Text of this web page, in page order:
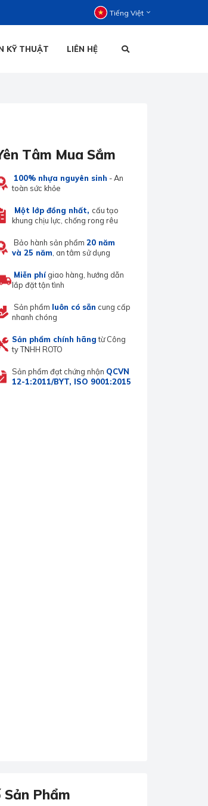
Tiếng Việt
KỸ THUẬT LIÊN HỆ
Tâm Mua Sắm
100% nhựa nguyên sinh - An
toàn sức khỏe
Một lớp đồng nhất, cấu tạo
khung chịu lực, chống rong rêu
Bảo hành sản phẩm 20 năm
và 25 năm , an tâm sử dụng
Miễn phígiao hàng, hướng dẫn
lắp đặt tận tình
Sản phẩm luôn có sẵn cung cấp
nhanh chóng
Sản phẩm chính hãngtừ Công
ty TNHH ROTO
Sản phẩm đạt chứng nhận QCVN
12-1:2011/BYT, ISO 9001:2015
Phẩm